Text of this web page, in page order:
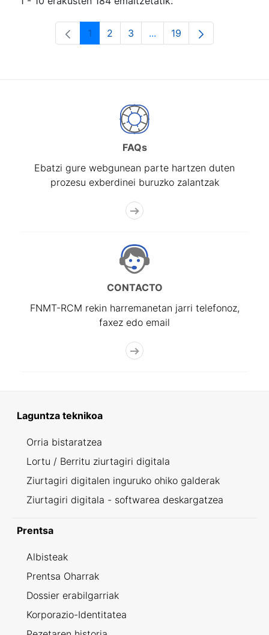
Orrialdea
1 Orrialdea
2 Orrialdea
3 ...Intermediate Pages Use
Orrialdea
19
FAQs
Ebatzi gure webgunean parte hartzen duten
prozesu exberdinei buruzko zalantzak
CONTACTO
FNMT-RCM rekin harremanetan jarri telefonoz,
faxez edo email
Laguntza teknikoa
Orria bistaratzea
Lortu / Berritu ziurtagiri digitala
Ziurtagiri digitalen inguruko ohiko galderak
Ziurtagiri digitala - softwarea deskargatzea
Prentsa
Albisteak
Prentsa Oharrak
Dossier erabilgarriak
Korporazio-Identitatea